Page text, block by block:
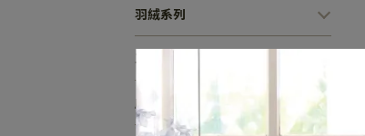
羽絨系列
單品寢飾
床組寢飾